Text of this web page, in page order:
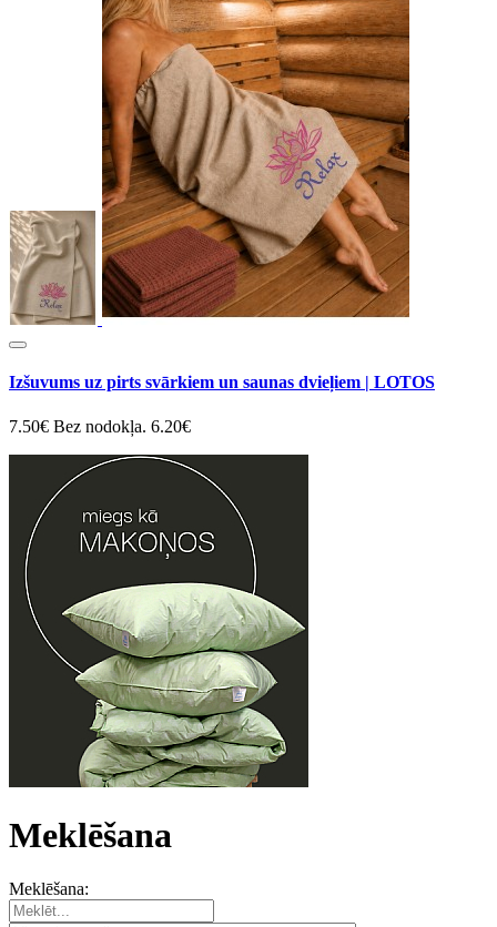
Izšuvums uz pirts svārkiem un saunas dvieļiem | LOTOS
7.50€ Bez nodokļa. 6.20€
Meklēšana
Meklēšana: